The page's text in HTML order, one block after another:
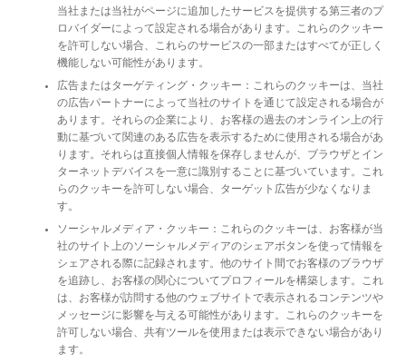
当社または当社がページに追加したサービスを提供する第三者のプ
ロバイダーによって設定される場合があります。これらのクッキー
を許可しない場合、これらのサービスの一部またはすべてが正しく
機能しない可能性があります。
広告またはターゲティング・クッキー：これらのクッキーは、当社
の広告パートナーによって当社のサイトを通じて設定される場合が
あります。それらの企業により、お客様の過去のオンライン上の行
動に基づいて関連のある広告を表示するために使用される場合があ
ります。それらは直接個人情報を保存しませんが、ブラウザとイン
ターネットデバイスを一意に識別することに基づいています。これ
らのクッキーを許可しない場合、ターゲット広告が少なくなりま
す。
ソーシャルメディア・クッキー：これらのクッキーは、お客様が当
社のサイト上のソーシャルメディアのシェアボタンを使って情報を
シェアされる際に記録されます。他のサイト間でお客様のブラウザ
を追跡し、お客様の関心についてプロフィールを構築します。これ
は、お客様が訪問する他のウェブサイトで表示されるコンテンツや
メッセージに影響を与える可能性があります。これらのクッキーを
許可しない場合、共有ツールを使用または表示できない場合があり
ます。